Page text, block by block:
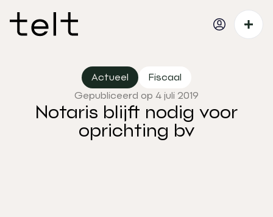
Actueel
Fiscaal
Gepubliceerd op 4 juli 2019
Notaris blijft nodig voor
oprichting bv